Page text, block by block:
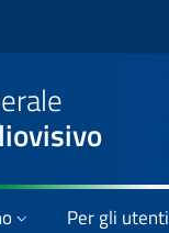
Per gli utenti